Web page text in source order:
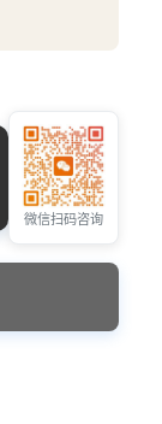
微信扫码咨询